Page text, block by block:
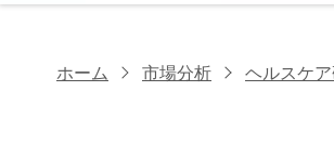
ホーム 市場分析 ヘルスケ